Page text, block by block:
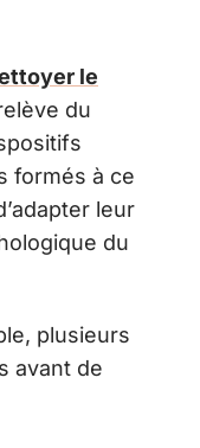
le
du
formés à ce
leur
du
plusieurs
avant de